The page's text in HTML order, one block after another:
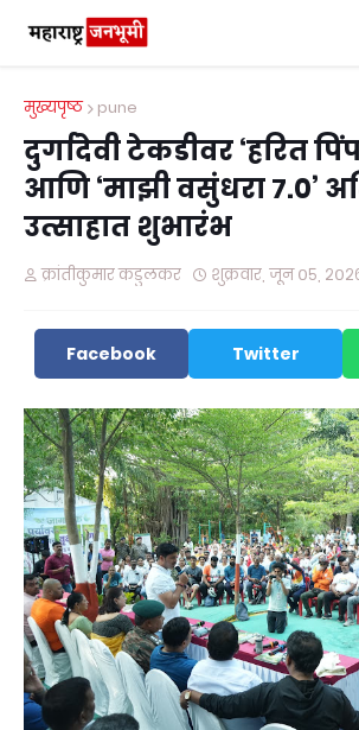
मुख्यपृष्ठ pune
दुर्गादेवी टेकडीवर ‘हरित
आणि ‘माझी वसुंधरा ७.०’
उत्साहात शुभारंभ
क्रांतीकुमार कडुलकर शुक्रवार, जून ०५,
Facebook Twitter